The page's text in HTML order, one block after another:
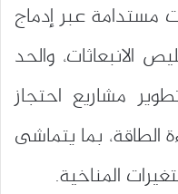
مستدامة عبر إدماج
الانبعاثات، والحد
مشاريع احتجاز
الطاقة، بما يتماشى
المناخية.